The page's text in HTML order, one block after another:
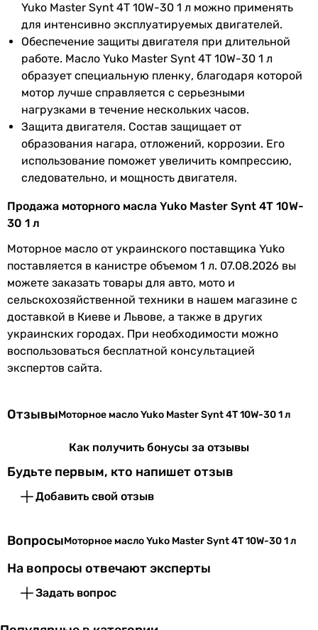
Yuko Master Synt 4T 10W-30 1 л можно применять
для интенсивно эксплуатируемых двигателей.
Обеспечение защиты двигателя при длительной
работе. Масло Yuko Master Synt 4T 10W-30 1 л
образует специальную пленку, благодаря которой
мотор лучше справляется с серьезными
нагрузками в течение нескольких часов.
Защита двигателя. Состав защищает от
образования нагара, отложений, коррозии. Его
использование поможет увеличить компрессию,
следовательно, и мощность двигателя.
Продажа моторного масла Yuko Master Synt 4T 10W-
30 1 л
Моторное масло от украинского поставщика Yuko
поставляется в канистре объемом 1 л. 07.08.2026 вы
можете заказать товары для авто, мото и
сельскохозяйственной техники в нашем магазине с
доставкой в Киеве и Львове, а также в других
украинских городах. При необходимости можно
воспользоваться бесплатной консультацией
экспертов сайта.
ОтзывыМоторное масло Yuko Master Synt 4T 10W-30 1 л
Как получить бонусы за отзывы
Будьте первым, кто напишет отзыв
Добавить свой отзыв
ВопросыМоторное масло Yuko Master Synt 4T 10W-30 1 л
На вопросы отвечают эксперты
Задать вопрос